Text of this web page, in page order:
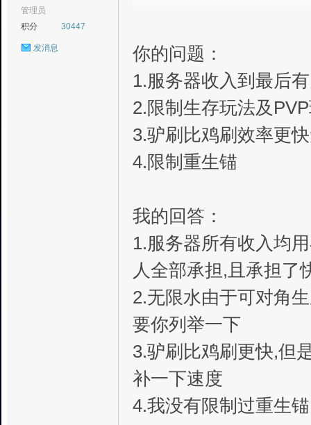
管理员
积分
30447
发消息
你的问题：
1.服务器收入到最后
2.限制生存玩法及
3.驴刷比鸡刷效率更
4.限制重生锚
我的回答：
1.服务器所有收入均
人全部承担,且承担了
2.无限水由于可对角
要你列举一下
3.驴刷比鸡刷更快,但
补一下速度
4.我没有限制过重生锚